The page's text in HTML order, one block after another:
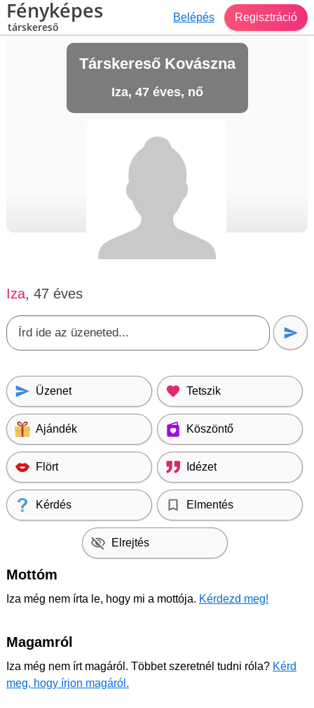
Fényképes
társkereső
Belépés Regisztráció
Társkereső Kovászna
Iza, 47 éves, nő
Iza, 47 éves
Üzenet Tetszik
Ajándék Köszöntő
Flört Idézet
Kérdés Elmentés
Elrejtés
Mottóm
Iza még nem írta le, hogy mi a mottója. Kérdezd meg!
Magamról
Iza még nem írt magáról. Többet szeretnél tudni róla? Kérd
meg, hogy írjon magáról.